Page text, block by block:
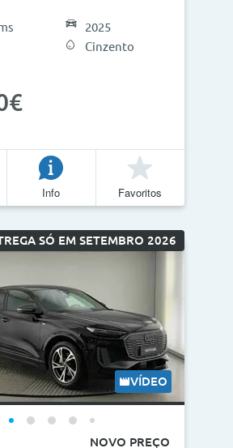
2025
Cinzento
Info Favoritos
SÓ EM SETEMBRO 2026
VÍDEO
NOVO PREÇO